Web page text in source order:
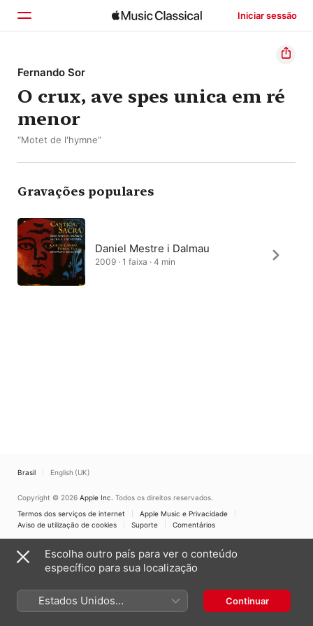
Iniciar sessão
Início
Explorar
Buscar
Fernando Sor
O crux, ave spes unica em ré
menor
“Motet de l'hymne”
Gravações populares
Daniel Mestre i Dalmau
2009 · 1 faixa · 4 min
Brasil English (UK)
Copyright © 2026 Apple Inc. Todos os direitos reservados.
Termos dos serviços de internet
Apple Music e Privacidade
Aviso de utilização de cookies
Suporte Comentários
Escolha outro país para ver o conteúdo
específico para sua localização
Estados Unidos
(Português Brasil)
Continuar